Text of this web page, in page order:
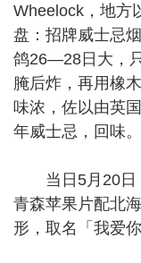
Wheelock，地方
盘：招牌威士忌
鸽26—28日大，
腌后炸，再用橡
味浓，佐以由英
年威士忌，回味。
当日5月20日
青森苹果片配北
形，取名「我爱